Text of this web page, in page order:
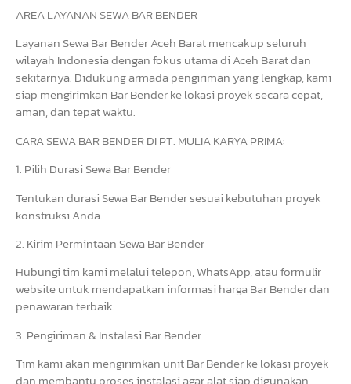
AREA LAYANAN SEWA BAR BENDER
Layanan Sewa Bar Bender Aceh Barat mencakup seluruh
wilayah Indonesia dengan fokus utama di Aceh Barat dan
sekitarnya. Didukung armada pengiriman yang lengkap, kami
siap mengirimkan Bar Bender ke lokasi proyek secara cepat,
aman, dan tepat waktu.
CARA SEWA BAR BENDER DI PT. MULIA KARYA PRIMA:
1. Pilih Durasi Sewa Bar Bender
Tentukan durasi Sewa Bar Bender sesuai kebutuhan proyek
konstruksi Anda.
2. Kirim Permintaan Sewa Bar Bender
Hubungi tim kami melalui telepon, WhatsApp, atau formulir
website untuk mendapatkan informasi harga Bar Bender dan
penawaran terbaik.
3. Pengiriman & Instalasi Bar Bender
Tim kami akan mengirimkan unit Bar Bender ke lokasi proyek